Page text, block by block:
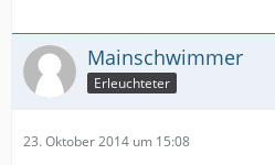
Mainschwimmer
Erleuchteter
23. Oktober 2014 um 15:08